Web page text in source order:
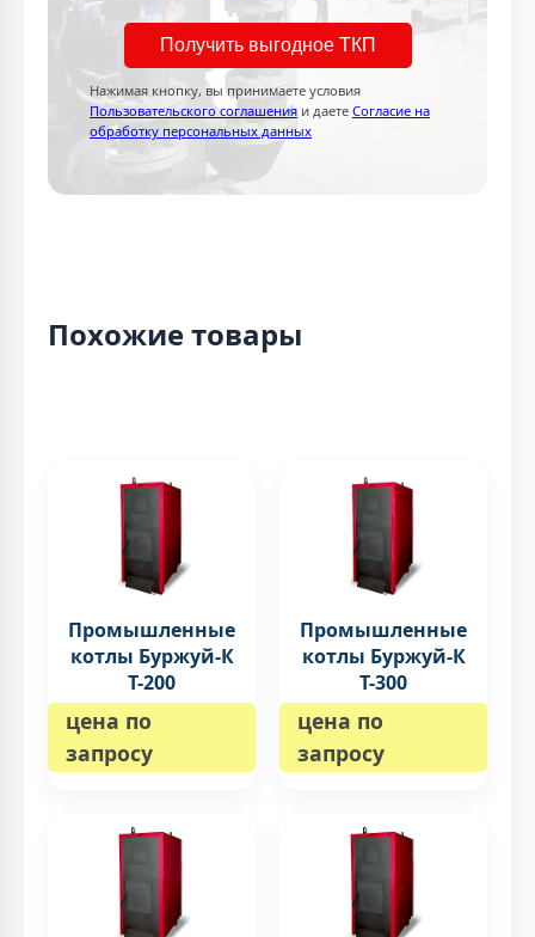
Получить выгодное ТКП
Нажимая кнопку, вы принимаете условия
Пользовательского соглашения и даете Согласие на
обработку персональных данных
Похожие товары
Промышленные
котлы Буржуй-К
Т-200
цена по
запросу
Промышленные
котлы Буржуй-К
Т-300
цена по
запросу